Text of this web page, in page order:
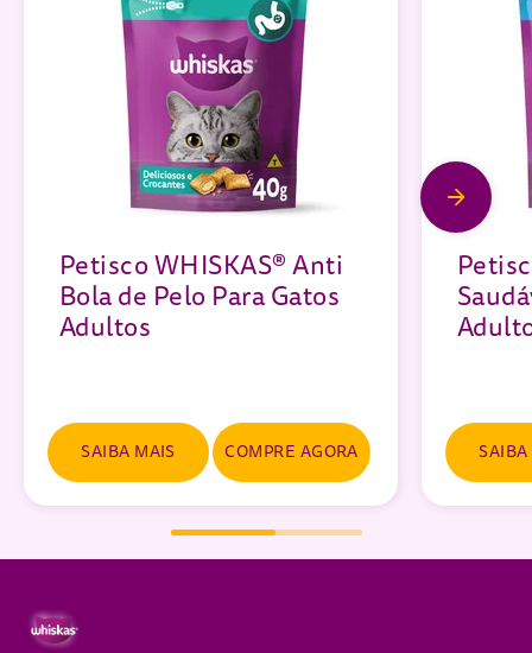
Petisco WHISKAS® Anti
Bola de Pelo Para Gatos
Adultos
SAIBA MAIS COMPRE AGORA